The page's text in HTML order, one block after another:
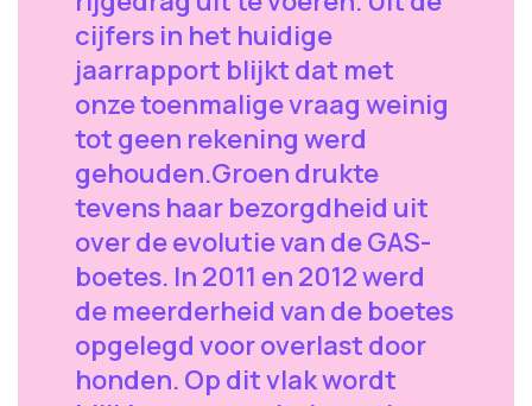
cijfers in het huidige
jaarrapport blijkt dat met
onze toenmalige vraag weinig
tot geen rekening werd
gehouden.Groen drukte
tevens haar bezorgdheid uit
over de evolutie van de GAS-
boetes. In 2011 en 2012 werd
de meerderheid van de boetes
opgelegd voor overlast door
honden. Op dit vlak wordt